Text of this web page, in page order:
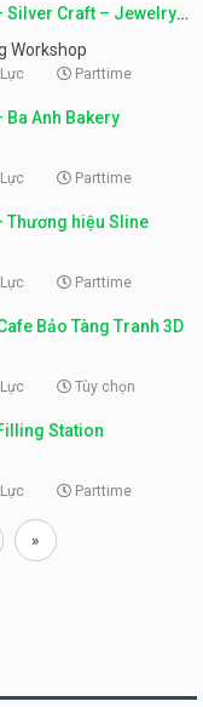
Silver Craft – Jewelry
Workshop
Parttime
Ba Anh Bakery
Parttime
Thương hiệu Sline
Parttime
Bảo Tàng Tranh 3D
Tùy chọn
Station
Parttime
»